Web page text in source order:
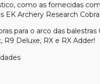
como as fornecidas
EK Archery Research
para o arco das
R9 Deluxe, RX e RX Adder!